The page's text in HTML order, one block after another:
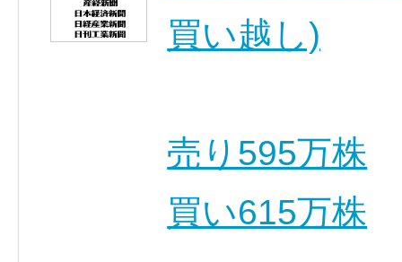
買い越し)
売り595万株
買い615万株